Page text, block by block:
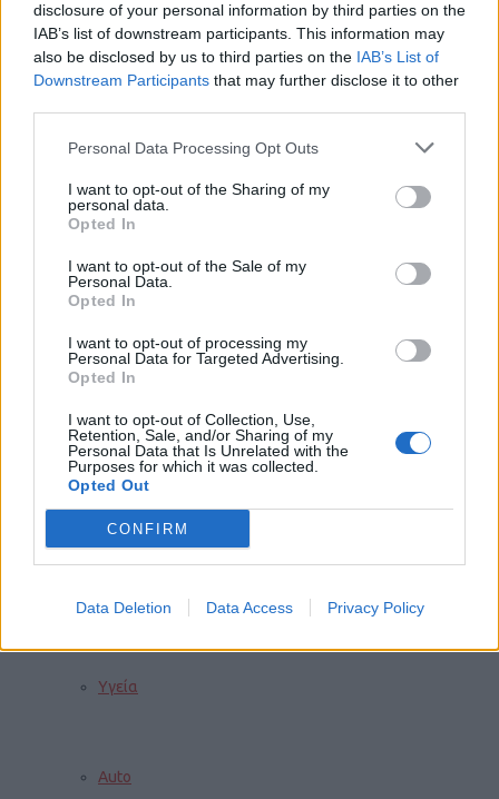
disclosure of your personal information by third parties on the
IAB’s list of downstream participants. This information may
also be disclosed by us to third parties on the IAB’s List of
Downstream Participants that may further disclose it to other
Personal Data Processing Opt Outs
I want to opt-out of the Sharing of my
personal data.
Opted In
I want to opt-out of the Sale of my
Personal Data.
Opted In
I want to opt-out of processing my
Personal Data for Targeted Advertising.
Opted In
I want to opt-out of Collection, Use,
Retention, Sale, and/or Sharing of my
Personal Data that Is Unrelated with the
Purposes for which it was collected.
Opted Out
CONFIRM
Data Deletion Data Access Privacy Policy
Τροχαία
Σεισμοί
Αποστάσεις
Παιδί
Διακόσμηση
Υγεία
Auto